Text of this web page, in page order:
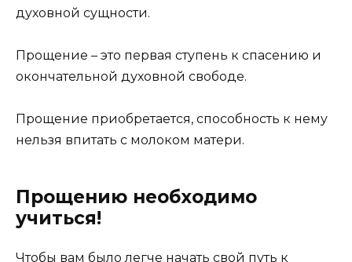
духовной сущности.
Прощение – это первая ступень к спасению и
окончательной духовной свободе.
Прощение приобретается, способность к нему
нельзя впитать с молоком матери.
Прощению необходимо
учиться!
Чтобы вам было легче начать свой путь к